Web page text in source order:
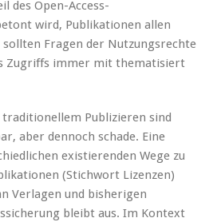
des Open-Access-
wird, Publikationen allen
sollten Fragen der Nutzungsrechte
Zugriffs immer mit thematisiert
Publizieren sind
aber dennoch schade. Eine
existierenden Wege zu
(Stichwort Lizenzen)
Verlagen und bisherigen
bleibt aus. Im Kontext